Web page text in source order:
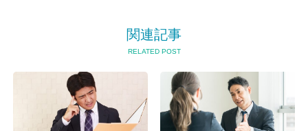
関連記事
RELATED POST